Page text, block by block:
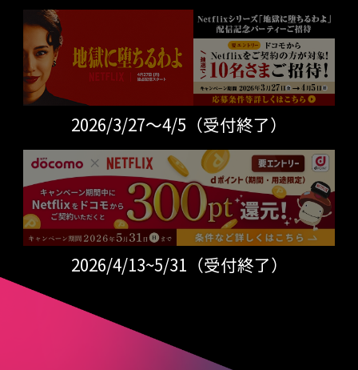
2026/3/27～4/5（受付終了）
2026/4/13~5/31（受付終了）